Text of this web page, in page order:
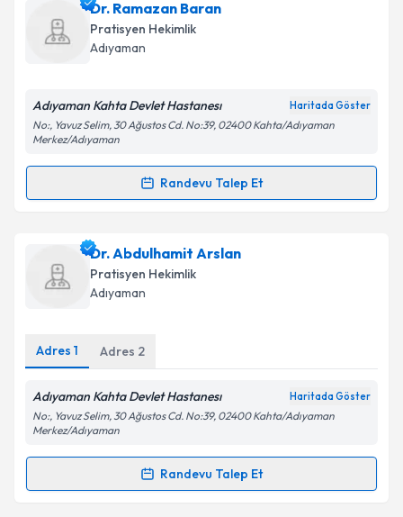
Dr. Pınar Boynukaraiçin randevu takvimi talebi
oluşturun. Size bu uzmandan randevu almanız için bir
takvim hazırlandığında e-posta ile bilgilendireceğiz.
Kişisel verilerimin işlenmesine ilişkinAydınlatma
'ni okudum ve kişisel verilerimin belirtilen
kapsamda işlenmesini kabul ediyorum.
Takvim Talebini Gönder
Dr. Ramazan Baran
Pratisyen Hekimlik
Adıyaman
Adıyaman Kahta Devlet Hastanesı Haritada Göster
No:, Yavuz Selim, 30 Ağustos Cd. No:39, 02400 Kahta/Adıyaman
Merkez/Adıyaman
Randevu Talep Et
Randevu Takvimi Talebi
Dr. Ramazan Baraniçin randevu takvimi talebi
oluşturun. Size bu uzmandan randevu almanız için bir
takvim hazırlandığında e-posta ile bilgilendireceğiz.
Kişisel verilerimin işlenmesine ilişkinAydınlatma
Metni'ni okudum ve kişisel verilerimin belirtilen
Dr. Abdulhamit Arslan
Pratisyen Hekimlik
Adıyaman
Adres 1 Adres 2
Adıyaman Kahta Devlet Hastanesı Haritada Göster
No:, Yavuz Selim, 30 Ağustos Cd. No:39, 02400 Kahta/Adıyaman
Merkez/Adıyaman
Randevu Talep Et
Randevu Takvimi Talebi